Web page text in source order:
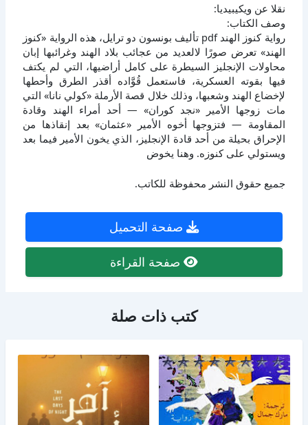
نقلا عن ويكيبيديا:
وصف الكتاب:
رواية كنوز الهند pdf تأليف بونسون دو ترايل، هذه الرواية «كنوز
الهند» تعرض صورًا لالعديد من عجائب بلاد الهند وغرائبها إبان
محاولات الإنجليز السيطرة على كامل أراضيها، التي لم يكتف
فيها بقوته العسكرية، فاستعمل قُوَّاده أقذر الطرق وأحطها
لإخضاع الهند وشعبها، وذلك خلال قصة الأرملة «كولي نانا» التي
مات زوجها الأمير «نجد كوران» — أحد أمراء الهند وقادة
المقاومة — فتزوجها أخوه الأمير «عثمان» بعد إنقاذها من
الإحراق بحيلة من أحد قادة الإنجليز، الذي يخون الأمير فيما بعد
ويستولي على كنوزه. وهنا يخوض
جميع حقوق النشر محفوظة للكاتب.
صفحة التحميل
صفحة القراءة
كتب ذات صلة